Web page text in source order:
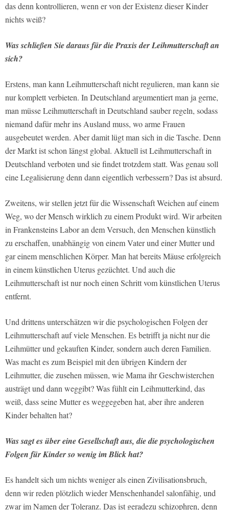
das denn kontrollieren, wenn er von der Existenz dieser Kinder
nichts weiß?
Was schließen Sie daraus für die Praxis der Leihmutterschaft an
sich?
Erstens, man kann Leihmutterschaft nicht regulieren, man kann sie
nur komplett verbieten. In Deutschland argumentiert man ja gerne,
man müsse Leihmutterschaft in Deutschland sauber regeln, sodass
niemand dafür mehr ins Ausland muss, wo arme Frauen
ausgebeutet werden. Aber damit lügt man sich in die Tasche. Denn
der Markt ist schon längst global. Aktuell ist Leihmutterschaft in
Deutschland verboten und sie findet trotzdem statt. Was genau soll
eine Legalisierung denn dann eigentlich verbessern? Das ist absurd.
Zweitens, wir stellen jetzt für die Wissenschaft Weichen auf einem
Weg, wo der Mensch wirklich zu einem Produkt wird. Wir arbeiten
in Frankensteins Labor an dem Versuch, den Menschen künstlich
zu erschaffen, unabhängig von einem Vater und einer Mutter und
gar einem menschlichen Körper. Man hat bereits Mäuse erfolgreich
in einem künstlichen Uterus gezüchtet. Und auch die
Leihmutterschaft ist nur noch einen Schritt vom künstlichen Uterus
entfernt.
Und drittens unterschätzen wir die psychologischen Folgen der
Leihmutterschaft auf viele Menschen. Es betrifft ja nicht nur die
Leihmütter und gekauften Kinder, sondern auch deren Familien.
Was macht es zum Beispiel mit den übrigen Kindern der
Leihmutter, die zusehen müssen, wie Mama ihr Geschwisterchen
austrägt und dann weggibt? Was fühlt ein Leihmutterkind, das
weiß, dass seine Mutter es weggegeben hat, aber ihre anderen
Kinder behalten hat?
Was sagt es über eine Gesellschaft aus, die die psychologischen
Folgen für Kinder so wenig im Blick hat?
Es handelt sich um nichts weniger als einen Zivilisationsbruch,
denn wir reden plötzlich wieder Menschenhandel salonfähig, und
zwar im Namen der Toleranz. Das ist geradezu schizophren, denn